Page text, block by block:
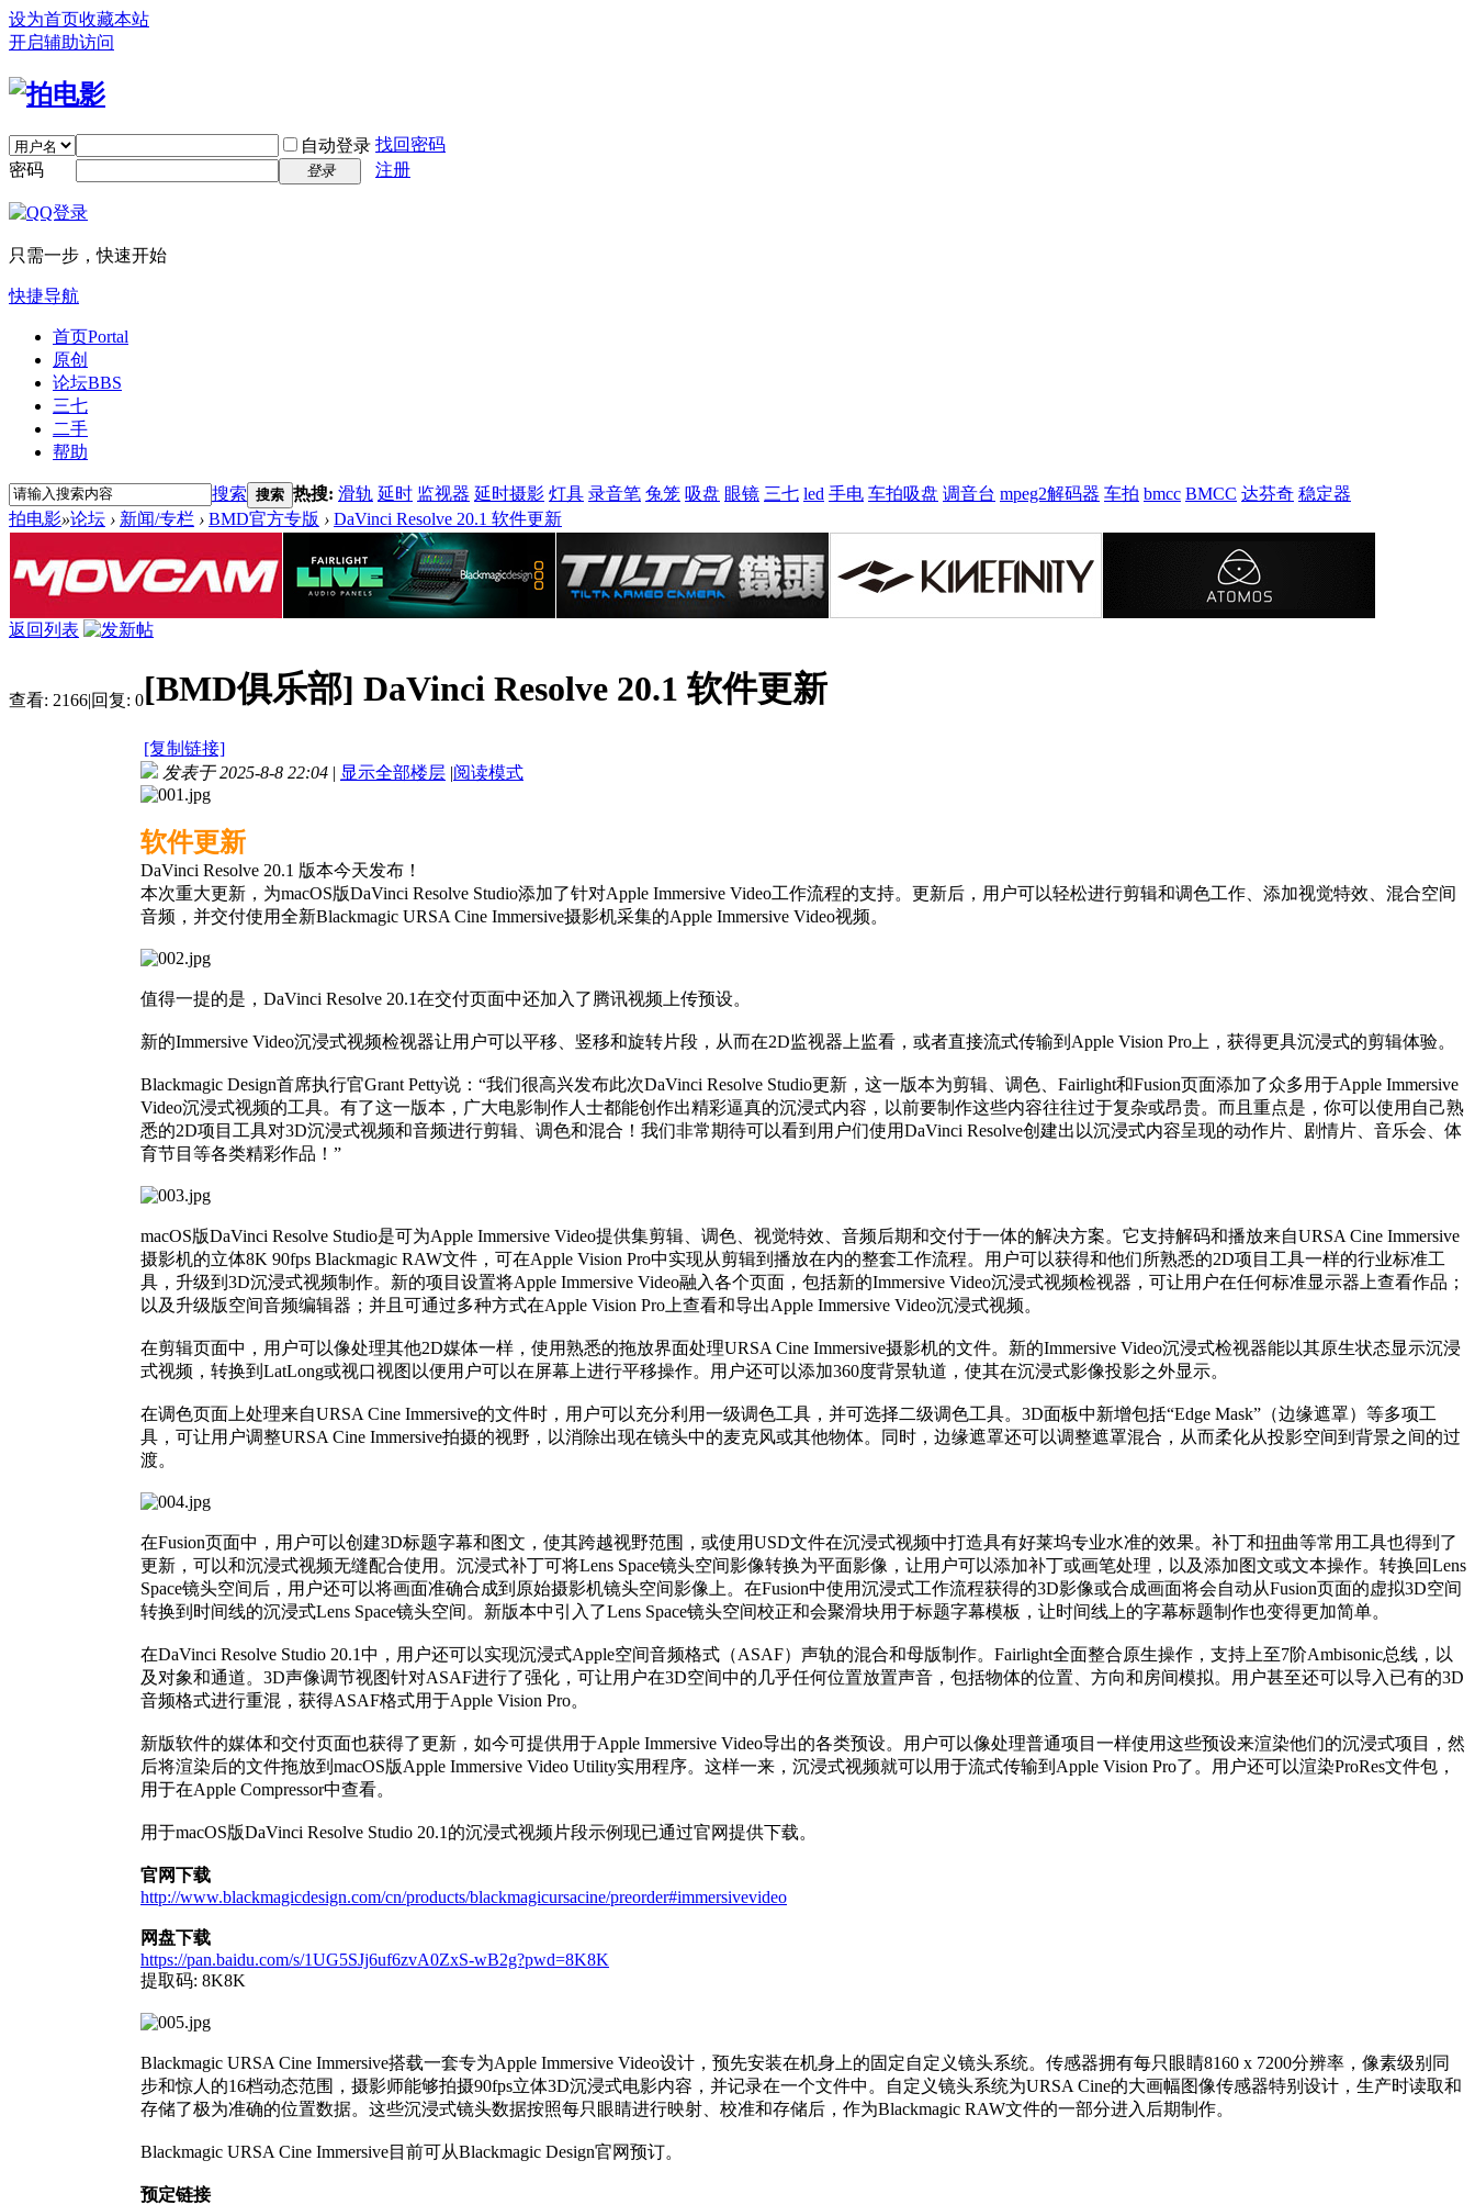
设为首页收藏本站
开启辅助访问
自动登录 找回密码
密码
登录 注册
只需一步，快速开始
快捷导航
首页Portal
原创
论坛BBS
三七
二手
帮助
搜索 搜索 热搜: 滑轨 延时 监视器 延时摄影 灯具 录音笔 兔笼 吸盘 眼镜 三七 led 手电 车拍吸盘 调音台 mpeg2解码器 车拍 bmcc BMCC 达芬奇 稳定器
拍电影»论坛 › 新闻/专栏 › BMD官方专版 › DaVinci Resolve 20.1 软件更新
返回列表
查看: 2166|回复: 0[BMD俱乐部] DaVinci Resolve 20.1 软件更新
[复制链接]
发表于 2025-8-8 22:04 | 显示全部楼层 |阅读模式
软件更新
DaVinci Resolve 20.1 版本今天发布！
本次重大更新，为macOS版DaVinci Resolve Studio添加了针对Apple Immersive Video工作流程的支持。更新后，用户可以轻松进行剪辑和调色工作、添加视觉特效、混合空间
音频，并交付使用全新Blackmagic URSA Cine Immersive摄影机采集的Apple Immersive Video视频。
值得一提的是，DaVinci Resolve 20.1在交付页面中还加入了腾讯视频上传预设。
新的Immersive Video沉浸式视频检视器让用户可以平移、竖移和旋转片段，从而在2D监视器上监看，或者直接流式传输到Apple Vision Pro上，获得更具沉浸式的剪辑体验。
Blackmagic Design首席执行官Grant Petty说：“我们很高兴发布此次DaVinci Resolve Studio更新，这一版本为剪辑、调色、Fairlight和Fusion页面添加了众多用于Apple Immersive
Video沉浸式视频的工具。有了这一版本，广大电影制作人士都能创作出精彩逼真的沉浸式内容，以前要制作这些内容往往过于复杂或昂贵。而且重点是，你可以使用自己熟
悉的2D项目工具对3D沉浸式视频和音频进行剪辑、调色和混合！我们非常期待可以看到用户们使用DaVinci Resolve创建出以沉浸式内容呈现的动作片、剧情片、音乐会、体
育节目等各类精彩作品！”
macOS版DaVinci Resolve Studio是可为Apple Immersive Video提供集剪辑、调色、视觉特效、音频后期和交付于一体的解决方案。它支持解码和播放来自URSA Cine Immersive
摄影机的立体8K 90fps Blackmagic RAW文件，可在Apple Vision Pro中实现从剪辑到播放在内的整套工作流程。用户可以获得和他们所熟悉的2D项目工具一样的行业标准工
具，升级到3D沉浸式视频制作。新的项目设置将Apple Immersive Video融入各个页面，包括新的Immersive Video沉浸式视频检视器，可让用户在任何标准显示器上查看作品；
以及升级版空间音频编辑器；并且可通过多种方式在Apple Vision Pro上查看和导出Apple Immersive Video沉浸式视频。
在剪辑页面中，用户可以像处理其他2D媒体一样，使用熟悉的拖放界面处理URSA Cine Immersive摄影机的文件。新的Immersive Video沉浸式检视器能以其原生状态显示沉浸
式视频，转换到LatLong或视口视图以便用户可以在屏幕上进行平移操作。用户还可以添加360度背景轨道，使其在沉浸式影像投影之外显示。
在调色页面上处理来自URSA Cine Immersive的文件时，用户可以充分利用一级调色工具，并可选择二级调色工具。3D面板中新增包括“Edge Mask”（边缘遮罩）等多项工
具，可让用户调整URSA Cine Immersive拍摄的视野，以消除出现在镜头中的麦克风或其他物体。同时，边缘遮罩还可以调整遮罩混合，从而柔化从投影空间到背景之间的过
渡。
在Fusion页面中，用户可以创建3D标题字幕和图文，使其跨越视野范围，或使用USD文件在沉浸式视频中打造具有好莱坞专业水准的效果。补丁和扭曲等常用工具也得到了
更新，可以和沉浸式视频无缝配合使用。沉浸式补丁可将Lens Space镜头空间影像转换为平面影像，让用户可以添加补丁或画笔处理，以及添加图文或文本操作。转换回Lens
Space镜头空间后，用户还可以将画面准确合成到原始摄影机镜头空间影像上。在Fusion中使用沉浸式工作流程获得的3D影像或合成画面将会自动从Fusion页面的虚拟3D空间
转换到时间线的沉浸式Lens Space镜头空间。新版本中引入了Lens Space镜头空间校正和会聚滑块用于标题字幕模板，让时间线上的字幕标题制作也变得更加简单。
在DaVinci Resolve Studio 20.1中，用户还可以实现沉浸式Apple空间音频格式（ASAF）声轨的混合和母版制作。Fairlight全面整合原生操作，支持上至7阶Ambisonic总线，以
及对象和通道。3D声像调节视图针对ASAF进行了强化，可让用户在3D空间中的几乎任何位置放置声音，包括物体的位置、方向和房间模拟。用户甚至还可以导入已有的3D
音频格式进行重混，获得ASAF格式用于Apple Vision Pro。
新版软件的媒体和交付页面也获得了更新，如今可提供用于Apple Immersive Video导出的各类预设。用户可以像处理普通项目一样使用这些预设来渲染他们的沉浸式项目，然
后将渲染后的文件拖放到macOS版Apple Immersive Video Utility实用程序。这样一来，沉浸式视频就可以用于流式传输到Apple Vision Pro了。用户还可以渲染ProRes文件包，
用于在Apple Compressor中查看。
用于macOS版DaVinci Resolve Studio 20.1的沉浸式视频片段示例现已通过官网提供下载。
官网下载
http://www.blackmagicdesign.com/cn/products/blackmagicursacine/preorder#immersivevideo
网盘下载
https://pan.baidu.com/s/1UG5SJj6uf6zvA0ZxS-wB2g?pwd=8K8K
提取码: 8K8K
Blackmagic URSA Cine Immersive搭载一套专为Apple Immersive Video设计，预先安装在机身上的固定自定义镜头系统。传感器拥有每只眼睛8160 x 7200分辨率，像素级别同
步和惊人的16档动态范围，摄影师能够拍摄90fps立体3D沉浸式电影内容，并记录在一个文件中。自定义镜头系统为URSA Cine的大画幅图像传感器特别设计，生产时读取和
存储了极为准确的位置数据。这些沉浸式镜头数据按照每只眼睛进行映射、校准和存储后，作为Blackmagic RAW文件的一部分进入后期制作。
Blackmagic URSA Cine Immersive目前可从Blackmagic Design官网预订。
预定链接